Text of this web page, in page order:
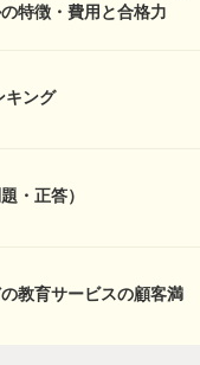
特徴・費用と合格力
キング
・正答）
教育サービスの顧客満